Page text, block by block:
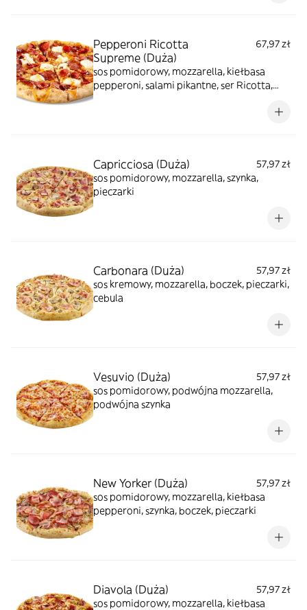
Pepperoni Ricotta
Supreme (Duża)
67,97 zł
sos pomidorowy, mozzarella, kiełbasa
pepperoni, salami pikantne, ser Ricotta,
Capricciosa (Duża)
57,97 zł
sos pomidorowy, mozzarella, szynka,
pieczarki
Carbonara (Duża)
57,97 zł
sos kremowy, mozzarella, boczek, pieczarki,
cebula
Vesuvio (Duża)
57,97 zł
sos pomidorowy, podwójna mozzarella,
podwójna szynka
New Yorker (Duża)
57,97 zł
sos pomidorowy, mozzarella, kiełbasa
pepperoni, szynka, boczek, pieczarki
Diavola (Duża)
57,97 zł
sos pomidorowy, mozzarella, kiełbasa